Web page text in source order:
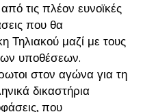
τις πλέον ευνοϊκές
που θα
Τηλιακού μαζί με τους
υποθέσεων.
στον αγώνα για τη
δικαστήρια
που